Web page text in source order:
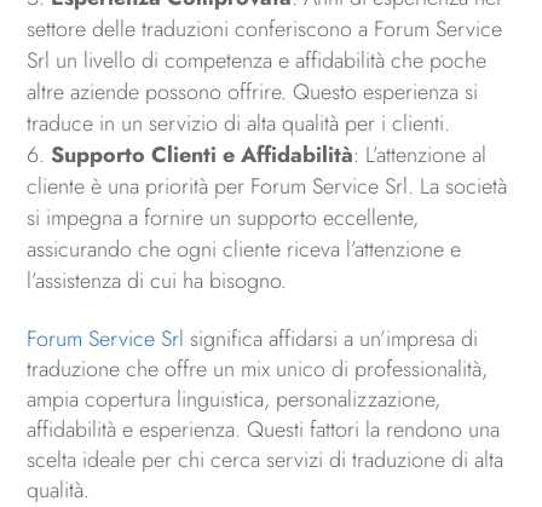
settore delle traduzioni conferiscono a Forum Service
Srl un livello di competenza e affidabilità che poche
altre aziende possono offrire. Questo esperienza si
traduce in un servizio di alta qualità per i clienti.
Supporto Clienti e Affidabilità: L’attenzione al
cliente è una priorità per Forum Service Srl. La società
si impegna a fornire un supporto eccellente,
assicurando che ogni cliente riceva l’attenzione e
l’assistenza di cui ha bisogno.
Forum Service Srl significa affidarsi a un’impresa di
traduzione che offre un mix unico di professionalità,
ampia copertura linguistica, personalizzazione,
affidabilità e esperienza. Questi fattori la rendono una
scelta ideale per chi cerca servizi di traduzione di alta
qualità.